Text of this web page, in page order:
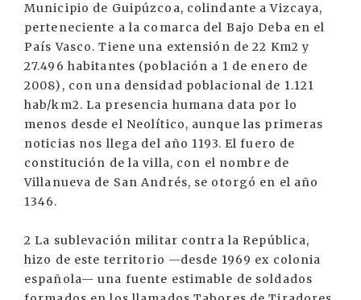
Municipio de Guipúzcoa, colindante a Vizcaya,
perteneciente a la comarca del Bajo Deba en el
País Vasco. Tiene una extensión de 22 Km2 y
27.496 habitantes (población a 1 de enero de
2008), con una densidad poblacional de 1.121
hab/km2. La presencia humana data por lo
menos desde el Neolítico, aunque las primeras
noticias nos llega del año 1193. El fuero de
constitución de la villa, con el nombre de
Villanueva de San Andrés, se otorgó en el año
1346.
2 La sublevación militar contra la República,
hizo de este territorio —desde 1969 ex colonia
española— una fuente estimable de soldados